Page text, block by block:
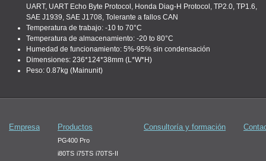
UART, UART Echo Byte Protocol, Honda Diag-H Protocol, TP2.0, TP1.6,
SAE J1939, SAE J1708, Tolerante a fallos CAN
Temperatura de trabajo: -10 to 70°C
Temperatura de almacenamiento: -20 to 80°C
Humedad de funcionamiento: 5%-95% sin condensación
Dimensiones: 236*124*38mm (L*W*H)
Peso: 0.87kg (Mainunit)
Empresa Productos
PG400 Pro
i80TS i75TS i70TS-II
Consultoría y formación